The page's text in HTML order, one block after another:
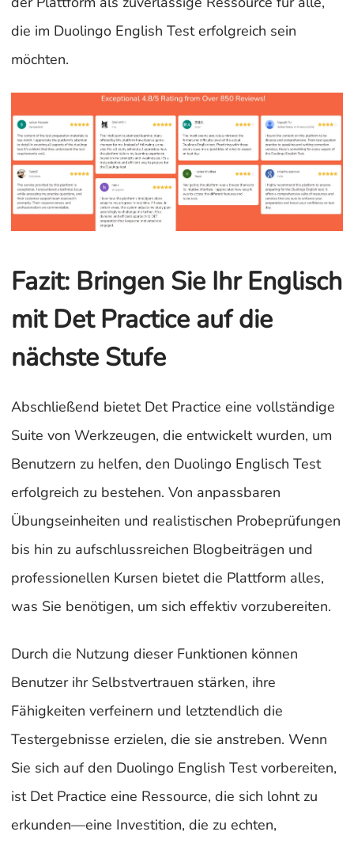
die im Duolingo English Test erfolgreich sein
möchten.
Fazit: Bringen Sie Ihr Englisch
mit Det Practice auf die
nächste Stufe
Abschließend bietet Det Practice eine vollständige
Suite von Werkzeugen, die entwickelt wurden, um
Benutzern zu helfen, den Duolingo Englisch Test
erfolgreich zu bestehen. Von anpassbaren
Übungseinheiten und realistischen Probeprüfungen
bis hin zu aufschlussreichen Blogbeiträgen und
professionellen Kursen bietet die Plattform alles,
was Sie benötigen, um sich effektiv vorzubereiten.
Durch die Nutzung dieser Funktionen können
Benutzer ihr Selbstvertrauen stärken, ihre
Fähigkeiten verfeinern und letztendlich die
Testergebnisse erzielen, die sie anstreben. Wenn
Sie sich auf den Duolingo English Test vorbereiten,
ist Det Practice eine Ressource, die sich lohnt zu
erkunden—eine Investition, die zu echten,